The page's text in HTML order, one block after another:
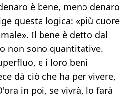
è bene, meno denaro
questa logica: «più cuore
Il bene è detto dal
non sono quantitative.
e i loro beni
dà ciò che ha per vivere,
in poi, se vivrà, lo farà